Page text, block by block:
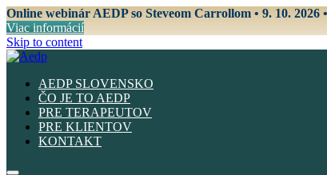
Online webinár AEDP so Steveom Carrollom • 9. 10. 2026
Viac informácií
Skip to content
AEDP SLOVENSKO
ČO JE TO AEDP
PRE TERAPEUTOV
PRE KLIENTOV
KONTAKT